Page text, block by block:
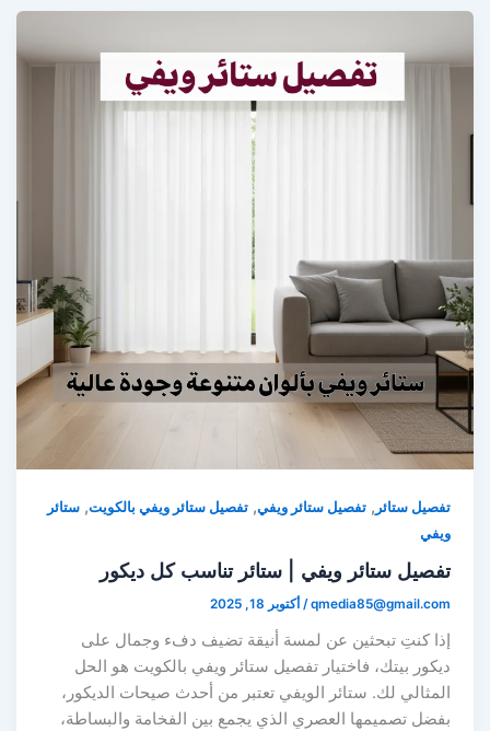
تفصيل ستائر ,تفصيل ستائر ويفي,تفصيل ستائر ويفي بالكويت,ستائر
ويفي
تفصيل ستائر ويفي | ستائر تناسب كل ديكور
qmedia85@gmail.com
/ أكتوبر 18, 2025
إذا كنتِ تبحثين عن لمسة أنيقة تضيف دفء وجمال على
ديكور بيتك، فاختيار تفصيل ستائر ويفي بالكويت هو الحل
المثالي لك. ستائر الويفي تعتبر من أحدث صيحات الديكور،
بفضل تصميمها العصري الذي يجمع بين الفخامة والبساطة،